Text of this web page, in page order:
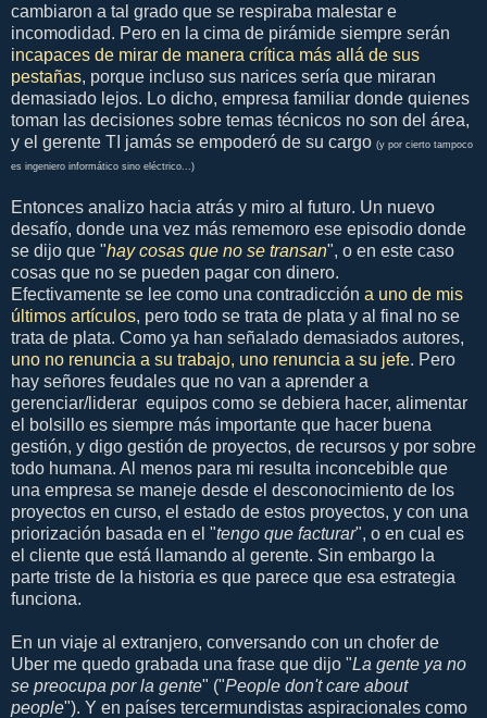
cambiaron a tal grado que se respiraba malestar e
incomodidad. Pero en la cima de pirámide siempre serán
incapaces de mirar de manera crítica más allá de sus
pestañas, porque incluso sus narices sería que miraran
demasiado lejos. Lo dicho, empresa familiar donde quienes
toman las decisiones sobre temas técnicos no son del área,
y el gerente TI jamás se empoderó de su cargo (y por cierto tampoco
es ingeniero informático sino eléctrico...)
Entonces analizo hacia atrás y miro al futuro. Un nuevo
desafío, donde una vez más rememoro ese episodio donde
se dijo que "hay cosas que no se transan", o en este caso
cosas que no se pueden pagar con dinero.
Efectivamente se lee como una contradicción a uno de mis
últimos artículos, pero todo se trata de plata y al final no se
trata de plata. Como ya han señalado demasiados autores,
uno no renuncia a su trabajo, uno renuncia a su jefe. Pero
hay señores feudales que no van a aprender a
gerenciar/liderar equipos como se debiera hacer, alimentar
el bolsillo es siempre más importante que hacer buena
gestión, y digo gestión de proyectos, de recursos y por sobre
todo humana. Al menos para mi resulta inconcebible que
una empresa se maneje desde el desconocimiento de los
proyectos en curso, el estado de estos proyectos, y con una
priorización basada en el "tengo que facturar", o en cual es
el cliente que está llamando al gerente. Sin embargo la
parte triste de la historia es que parece que esa estrategia
funciona.
En un viaje al extranjero, conversando con un chofer de
Uber me quedo grabada una frase que dijo "La gente ya no
se preocupa por la gente" ("People don't care about
people"). Y en países tercermundistas aspiracionales como